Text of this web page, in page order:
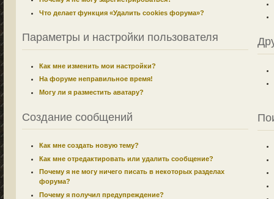
Что делает функция «Удалить cookies форума»?
Параметры и настройки пользователя
Как мне изменить мои настройки?
На форуме неправильное время!
Могу ли я разместить аватару?
Создание сообщений
Как мне создать новую тему?
Как мне отредактировать или удалить сообщение?
Почему я не могу ничего писать в некоторых разделах
форума?
Почему я получил предупреждение?